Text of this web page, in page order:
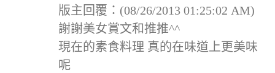
版主回覆：(08/26/2013 01:25:02 AM)
謝謝美女賞文和推推^^
現在的素食料理 真的在味道上更美味
呢